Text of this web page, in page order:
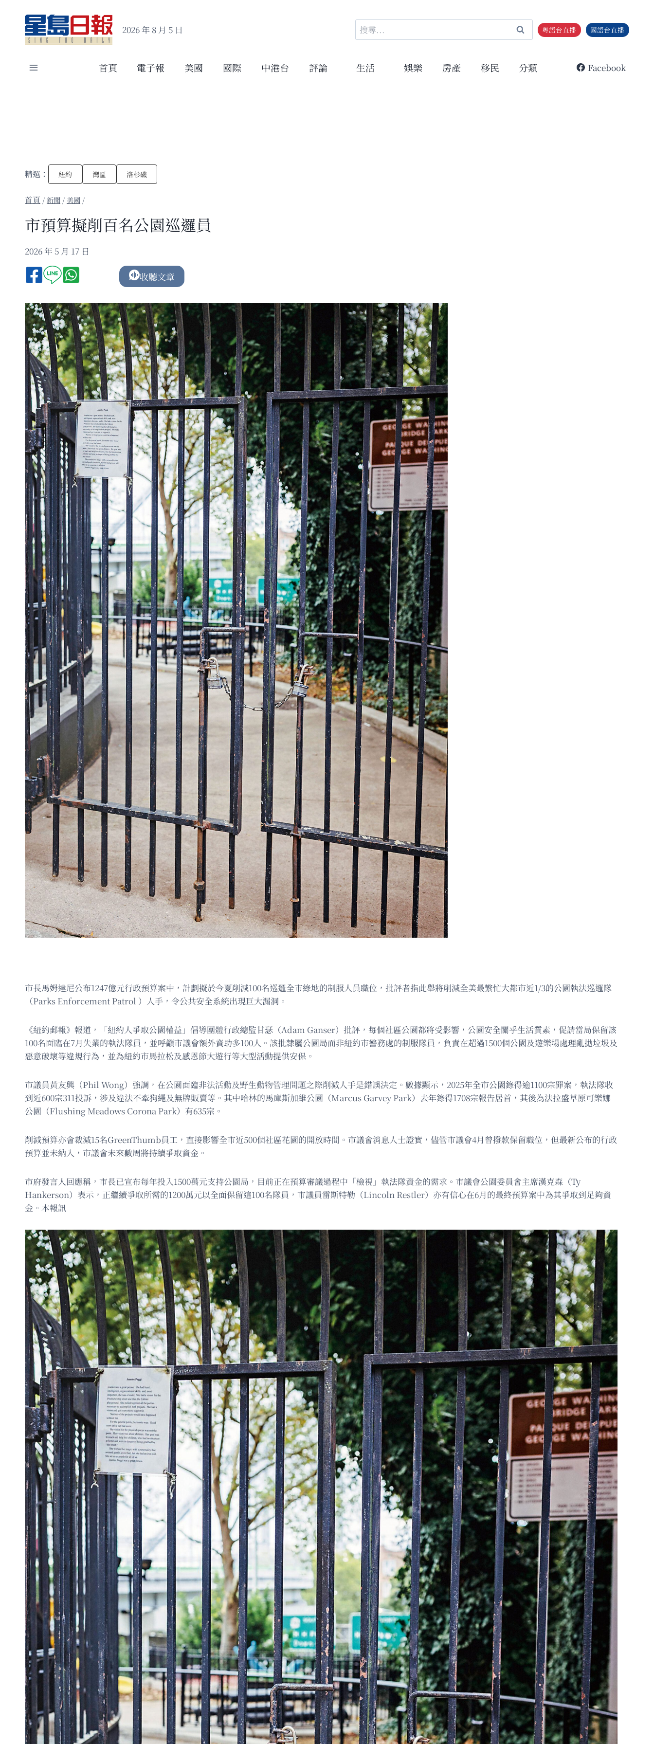
content
2026 年 8 月 5 日
搜
尋
鍵
粵語台直播 國語台直播
首頁 電子報 美國 國際 中港台 評論 生活 娛樂 房產 移民 分類 Facebook
精選： 紐約 灣區 洛杉磯
/新聞 / 美國 /
市預算擬削百名公園巡邏員
2026 年 5 月 17 日
收聽文章
市長馬姆達尼公布1247億元行政預算案中，計劃擬於今夏削減100名巡邏全市綠地的制服人員職位，批評者指此舉將削減全美最繁忙大都市近1/3的公園執法巡邏隊
（Parks Enforcement Patrol ）人手，令公共安全系統出現巨大漏洞。
《紐約郵報》報道，「紐約人爭取公園權益」倡導團體行政總監甘瑟（Adam Ganser）批評，每個社區公園都將受影響，公園安全關乎生活質素，促請當局保留該
100名面臨在7月失業的執法隊員，並呼籲市議會額外資助多100人。該批隸屬公園局而非紐約市警務處的制服隊員，負責在超過1500個公園及遊樂場處理亂拋垃圾及
惡意破壞等違規行為，並為紐約市馬拉松及感恩節大遊行等大型活動提供安保。
市議員黃友興（Phil Wong）強調，在公園面臨非法活動及野生動物管理問題之際削減人手是錯誤決定。數據顯示，2025年全市公園錄得逾1100宗罪案，執法隊收
到近600宗311投訴，涉及違法不牽狗繩及無牌販賣等。其中哈林的馬庫斯加維公園（Marcus Garvey Park）去年錄得1708宗報告居首，其後為法拉盛草原可樂娜
公園（Flushing Meadows Corona Park）有635宗。
削減預算亦會裁減15名GreenThumb員工，直接影響全市近500個社區花園的開放時間。市議會消息人士證實，儘管市議會4月曾撥款保留職位，但最新公布的行政
預算並未納入，市議會未來數周將持續爭取資金。
市府發言人回應稱，市長已宣布每年投入1500萬元支持公園局，目前正在預算審議過程中「檢視」執法隊資金的需求。市議會公園委員會主席漢克森（Ty
Hankerson）表示，正繼續爭取所需的1200萬元以全面保留這100名隊員，市議員雷斯特勒（Lincoln Restler）亦有信心在6月的最終預算案中為其爭取到足夠資
金。本報訊